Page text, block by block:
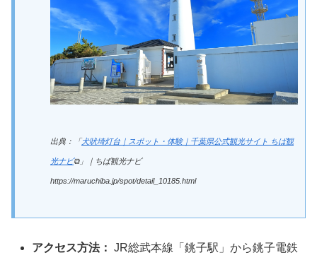
出典：「犬吠埼灯台｜スポット・体験｜千葉県公式観光サイト ちば観
光ナビ⧉」｜ちば観光ナビ
https://maruchiba.jp/spot/detail_10185.html
アクセス方法： JR総武本線「銚子駅」から銚子電鉄